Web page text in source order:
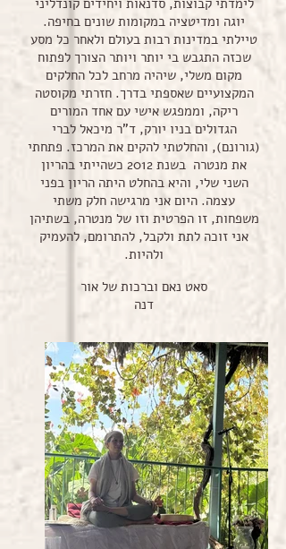
לימדתי קבוצות, סדנאות ויחידים קונדליני
יוגה ומדיטציה במקומות שונים בחיפה.
טיילתי במדינות רבות בעולם ולאחר כל מסע
שכזה התגבש בי יותר ויותר הצורך לפתוח
מקום משלי, שיהיה מרחב לכל החלקים
המקצועיים שאספתי בדרך. חזרתי מקוסטה
ריקה, וממפגש אישי עם אחד המורים
הגדולים בניו יורק, ד"ר מיכאל לברי
(גורונם), והחלטתי להקים את המרכז. פתחתי
את מנטרה בשנת 2012 כשהייתי בהריון
השני שלי, והיא בהחלט היתה הריון בפני
עצמה. היום אני מרגישה חלק משתי
משפחות, זו הפרטית וזו של מנטרה, בשתיהן
אני זוכה לתת ולקבל, להתרומם, להעמיק
ולהיות.
סאט נאם וברכות של אור
דנה